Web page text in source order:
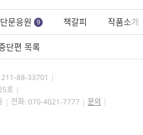
단문응원 9 책갈피 작품소개
단편 목록
211-88-33701
호
전화: 070-4021-7777
문의